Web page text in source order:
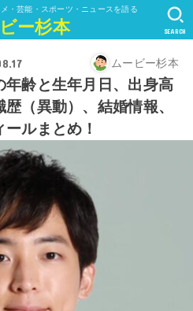
・芸能・スポーツ・ニュースを語る
ー杉本 SEARCH
ムービー杉本
齢と生年月日、出身高
（異動）、結婚情報、
ルまとめ！